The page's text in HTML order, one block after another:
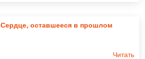
Сердце, оставшееся в прошлом
Читать